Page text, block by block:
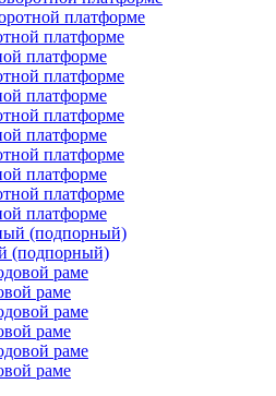
платформе
платформе
платформе
платформе
платформе
платформе
(подпорный)
раме
раме
раме